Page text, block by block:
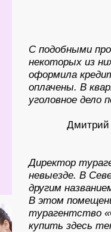
С подобными
некоторых из
оформила
оплачены. В
уголовное
Директор
невыезде. В
другим
В этом
турагентство
купить здесь